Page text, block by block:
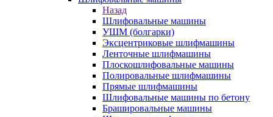
Назад
Шлифовальные машины
УШМ (болгарки)
Эксцентриковые шлифмашины
Ленточные шлифмашины
Плоскошлифовальные машины
Полировальные шлифмашины
Прямые шлифмашины
Шлифовальные машины по бетону
Брашировальные машины